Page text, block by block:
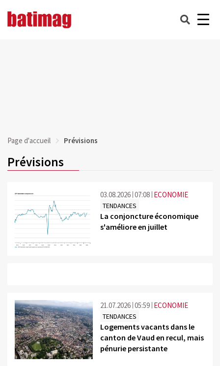
Page d'accueil Prévisions
Prévisions
©
03.08.2026 07:08 ECONOMIE
TENDANCES
La conjoncture économique
s'améliore en juillet
©
21.07.2026 05:59 ECONOMIE
TENDANCES
Logements vacants dans le
canton de Vaud en recul, mais
pénurie persistante